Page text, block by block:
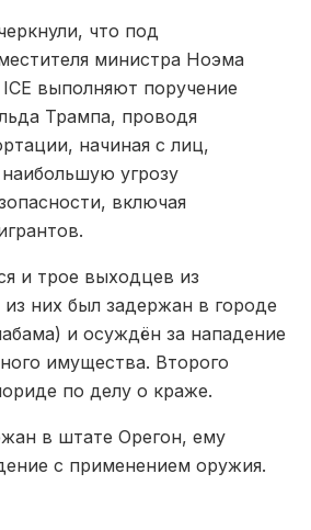
что под
министра Ноэма
выполняют поручение
Трампа, проводя
начиная с лиц,
угрозу
включая
и трое выходцев из
них был задержан в городе
и осуждён за нападение
имущества. Второго
по делу о краже.
в штате Орегон, ему
с применением оружия.